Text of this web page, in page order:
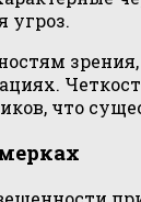
угроз.
что